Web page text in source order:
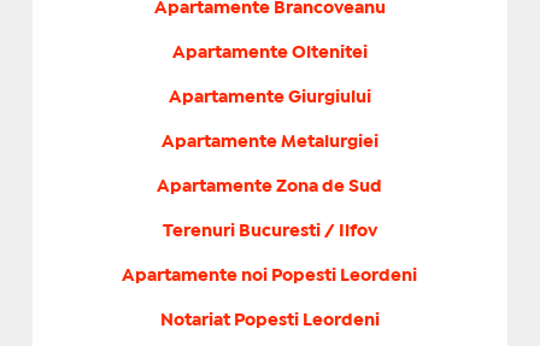
Apartamente Brancoveanu
Apartamente Oltenitei
Apartamente Giurgiului
Apartamente Metalurgiei
Apartamente Zona de Sud
Terenuri Bucuresti / Ilfov
Apartamente noi Popesti Leordeni
Notariat Popesti Leordeni